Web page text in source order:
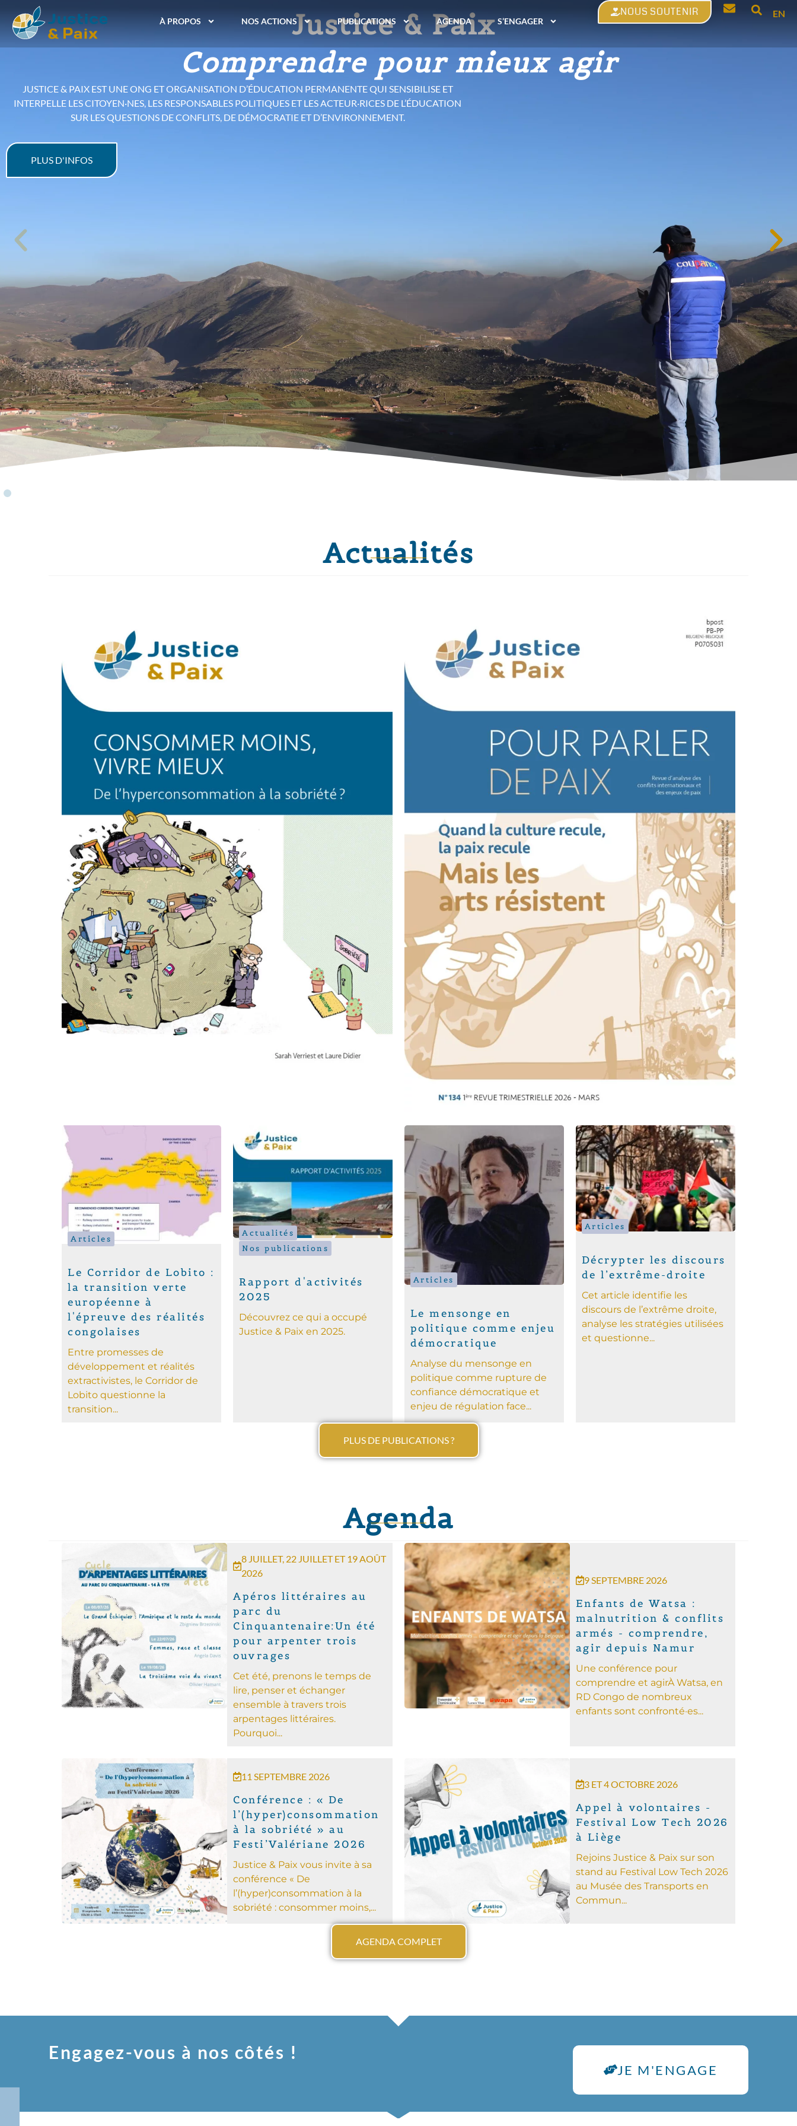
À PROPOS NOS ACTIONS PUBLICATIONS AGENDA S’ENGAGER
NOUS SOUTENIR EN
Consommer moins, vivre mieux. De
l’hyperconsommation à la sobriété?
L’ÉTUDE SUR LA SOBRIÉTÉ EST SORTIE.
PUBLIÉE EN 2025, ELLE INTERROGE NOTRE MODÈLE DE CONSOMMATION ET LES LIMITES DE LA
CROISSANCE DANS UNE SOCIÉTÉ MARQUÉE PAR L’HYPERCONSUMÉRISME.
Actualités
Actualités Études Nos publications
Consommer moins, vivre mieux. De
l'hyperconsommation à la sobriété?
Découvrez l'étude 2025 de Justice & Paix sur la sobriété
Pour Parler de Paix
Quand la culture recule, la paix
recule. Mais les arts résistent
Revue Pour parler de paix – culture et paix, arts et résistance Une
revue consacrée au rôle de...
Articles
Le Corridor de Lobito :
la transition verte
européenne à
l'épreuve des réalités
congolaises
Entre promesses de
développement et réalités
extractivistes, le Corridor de
Lobito questionne la
transition...
Actualités
Nos publications
Rapport d'activités
2025
Découvrez ce qui a occupé
Justice & Paix en 2025.
Articles
Le mensonge en
politique comme enjeu
démocratique
Analyse du mensonge en
politique comme rupture de
confiance démocratique et
enjeu de régulation face...
Articles
Décrypter les discours
de l’extrême-droite
Cet article identifie les
discours de l’extrême droite,
analyse les stratégies utilisées
et questionne...
PLUS DE PUBLICATIONS ?
Agenda
8 JUILLET, 22 JUILLET ET 19 AOÛT
2026
Apéros littéraires au
parc du
Cinquantenaire:Un été
pour arpenter trois
ouvrages
Cet été, prenons le temps de
lire, penser et échanger
ensemble à travers trois
arpentages littéraires.
Pourquoi...
9 SEPTEMBRE 2026
Enfants de Watsa :
malnutrition & conflits
armés - comprendre,
agir depuis Namur
Une conférence pour
comprendre et agir ​​À Watsa, en
RD Congo de nombreux
enfants sont confronté·es...
11 SEPTEMBRE 2026
Conférence : « De
l’(hyper)consommation
à la sobriété » au
Festi’Valériane 2026
Justice & Paix vous invite à sa
conférence « De
l’(hyper)consommation à la
sobriété : consommer moins,...
3 ET 4 OCTOBRE 2026
Appel à volontaires -
Festival Low Tech 2026
à Liège
Rejoins Justice & Paix sur son
stand au Festival Low Tech 2026
au Musée des Transports en
Commun...
AGENDA COMPLET
Engagez-vous à nos côtés !
JE M'ENGAGE